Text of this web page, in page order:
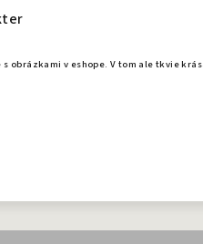
obrázkami v eshope. V tom ale tkvie